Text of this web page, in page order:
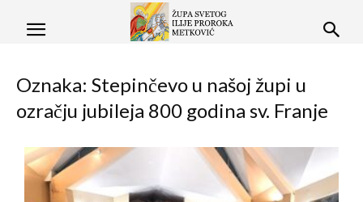
Oznaka: Stepinčevo u našoj župi u
ozračju jubileja 800 godina sv. Franje